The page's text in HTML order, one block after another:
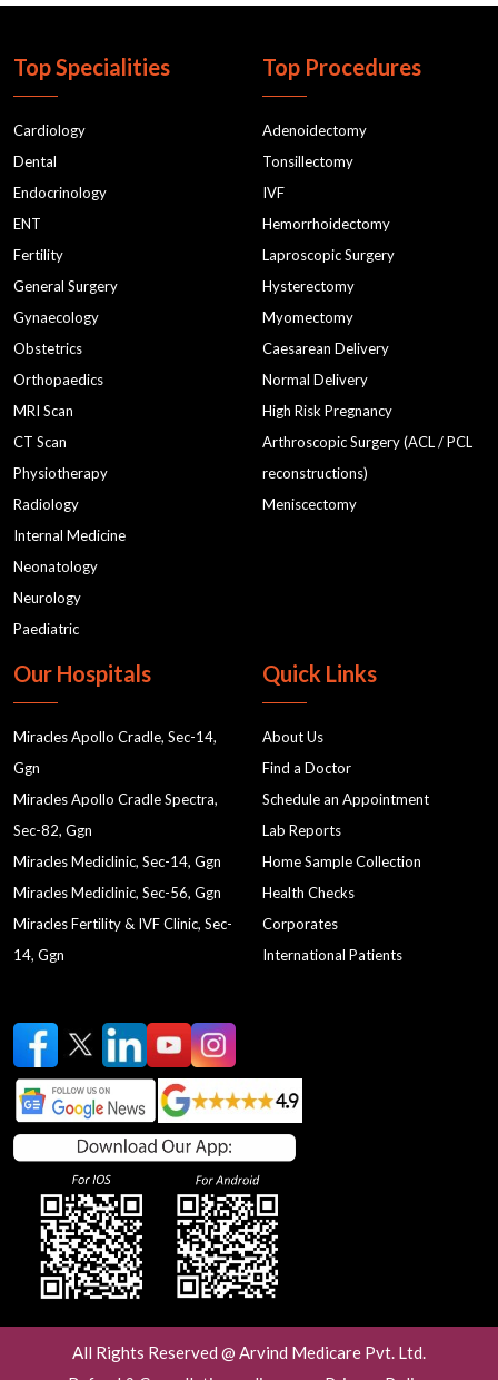
Top Specialities
Cardiology
Dental
Endocrinology
ENT
Fertility
General Surgery
Gynaecology
Obstetrics
Orthopaedics
MRI Scan
CT Scan
Physiotherapy
Radiology
Internal Medicine
Neonatology
Neurology
Paediatric
Top Procedures
Adenoidectomy
Tonsillectomy
IVF
Hemorrhoidectomy
Laproscopic Surgery
Hysterectomy
Myomectomy
Caesarean Delivery
Normal Delivery
High Risk Pregnancy
Arthroscopic Surgery (ACL / PCL
reconstructions)
Meniscectomy
Our Hospitals
Miracles Apollo Cradle, Sec-14,
Ggn
Miracles Apollo Cradle Spectra,
Sec-82, Ggn
Miracles Mediclinic, Sec-14, Ggn
Miracles Mediclinic, Sec-56, Ggn
Miracles Fertility & IVF Clinic, Sec-
14, Ggn
Quick Links
About Us
Find a Doctor
Schedule an Appointment
Lab Reports
Home Sample Collection
Health Checks
Corporates
International Patients
All Rights Reserved @ Arvind Medicare Pvt. Ltd.